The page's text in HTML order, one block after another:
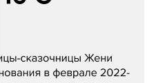
«(Не) о войне»